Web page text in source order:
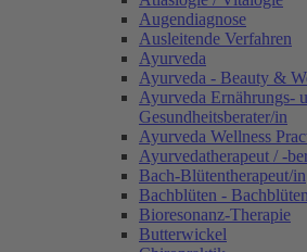
Augendiagnose
Ausleitende Verfahren
Ayurveda
Ayurveda - Beauty &
Ayurveda Ernährungs-
Gesundheitsberater/in
Ayurveda Wellness
Ayurvedatherapeut / -
Bach-Blütentherapeut/in
Bachblüten -
Bioresonanz-Therapie
Butterwickel